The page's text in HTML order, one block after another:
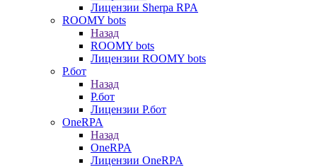
Лицензии Sherpa RPA
ROOMY bots
Назад
ROOMY bots
Лицензии ROOMY bots
Р.бот
Назад
Р.бот
Лицензии Р.бот
OneRPA
Назад
OneRPA
Лицензии OneRPA